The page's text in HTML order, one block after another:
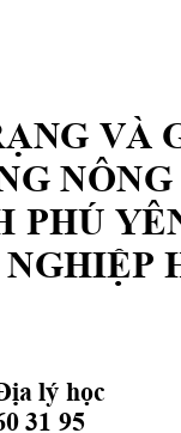
VÀ
PHÚ
NGHIỆP
lý học
31 95